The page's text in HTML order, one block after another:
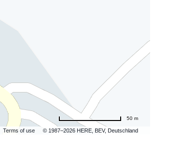
Terms of use © 1987–2026 HERE, BEV, Deutschland
50 m